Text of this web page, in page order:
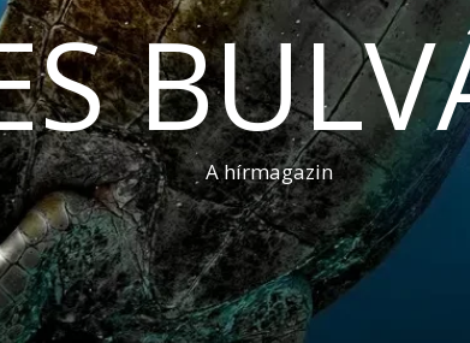
A hírmagazin